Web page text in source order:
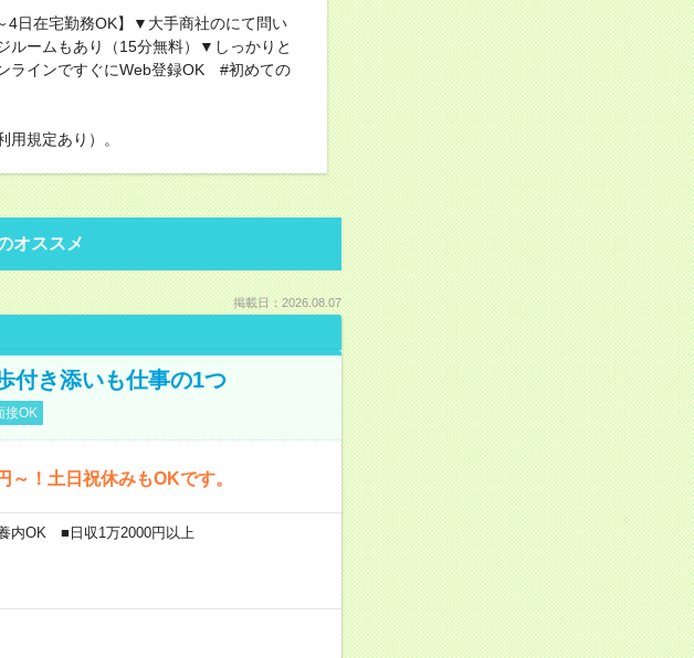
4日在宅勤務OK】▼大手商社のにて問い
ルームもあり（15分無料）▼しっかりと
ラインですぐにWeb登録OK #初めての
規定あり）。
オススメ
掲載日：2026.08.07
付き添いも仕事の1つ
接OK
！土日祝休みもOKです。
内OK ■日収1万2000円以上